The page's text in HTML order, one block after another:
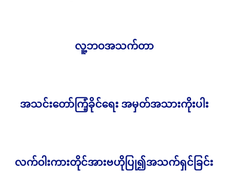
500.00Ks
လူ့ဘဝအသက်တာ
1,500.00Ks
အသင်းတော်ကြံ့ခိုင်ရေး အမှတ်အသားကိုးပါး
1,500.00 Ks
လက်ဝါးကားတိုင်အားဗဟိုပြု၍အသက်ရှင်ခြင်း